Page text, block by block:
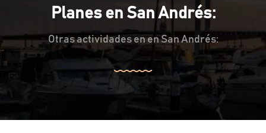
Planes en San Andrés:
Otras actividades en en San Andrés: